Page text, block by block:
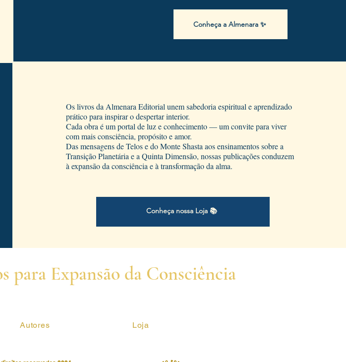
Conheça a Almenara ✨
Os livros da Almenara Editorial unem sabedoria espiritual e aprendizado
prático para inspirar o despertar interior.
Cada obra é um portal de luz e conhecimento — um convite para viver
com mais consciência, propósito e amor.
Das mensagens de Telos e do Monte Shasta aos ensinamentos sobre a
Transição Planetária e a Quinta Dimensão, nossas publicações conduzem
à expansão da consciência e à transformação da alma.
Conheça nossa Loja 📚
Expansão da Consciência
Autores Loja